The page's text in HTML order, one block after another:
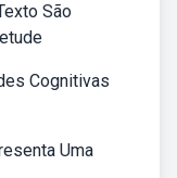
São
Cognitivas
Uma